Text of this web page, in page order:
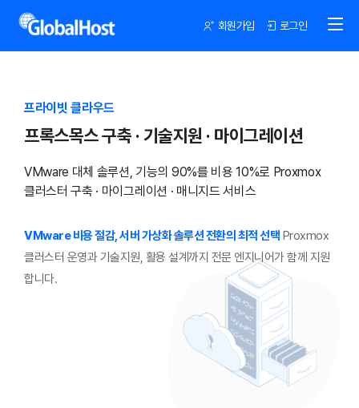
회원가입 로그인
프라이빗 클라우드
프록스목스 구축 · 기술지원 · 마이그레이션
VMware 대체 솔루션, 기능의 90%를 비용 10%로 Proxmox
클러스터 구축 · 마이그레이션 · 매니지드 서비스
VMware 비용 절감, 서버 가상화 솔루션 전환의 최적 선택 Proxmox
클러스터 운영과 기술지원, 활용 설계까지 전문 엔지니어가 함께 지원
합니다.